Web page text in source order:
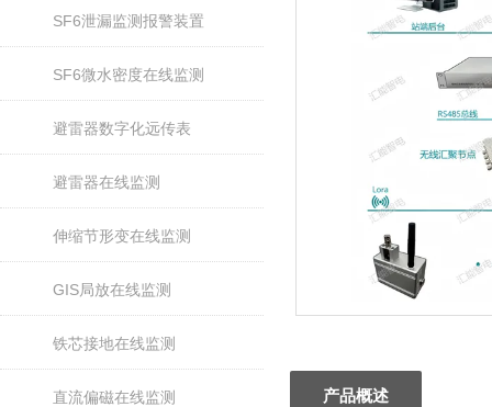
SF6泄漏监测报警装置
SF6微水密度在线监测
避雷器数字化远传表
避雷器在线监测
伸缩节形变在线监测
GIS局放在线监测
铁芯接地在线监测
直流偏磁在线监测 产品概述